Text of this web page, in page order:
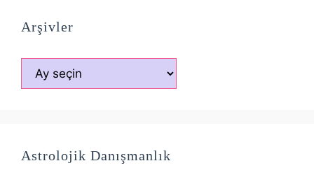
Arşivler
Arşivler
Astrolojik Danışmanlık